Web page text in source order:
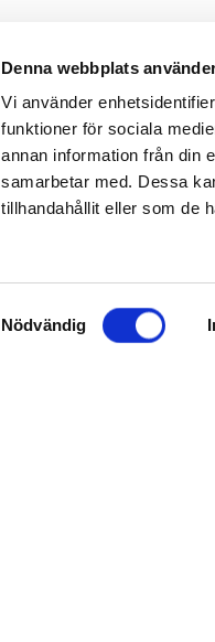
Denna webbplats
Vi använder
funktioner för sociala
annan information från din
samarbetar med. Dessa
tillhandahållit eller som de
Samtyckesval
Nödvändig